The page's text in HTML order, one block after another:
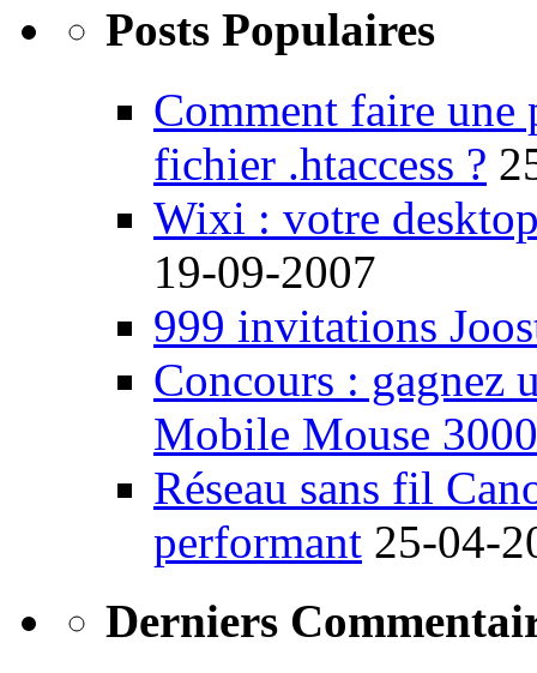
Posts Populaires
Comment faire une
fichier .htaccess ?
Wixi : votre
19-09-2007
999 invitations
Concours : gagnez
Mobile Mouse 3000
Réseau sans fil
performant 25-04-
Derniers